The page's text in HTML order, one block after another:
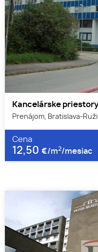
Kancelárske
Prenájom, Bratislava-
Cena
12,50 €/m2/mesiac